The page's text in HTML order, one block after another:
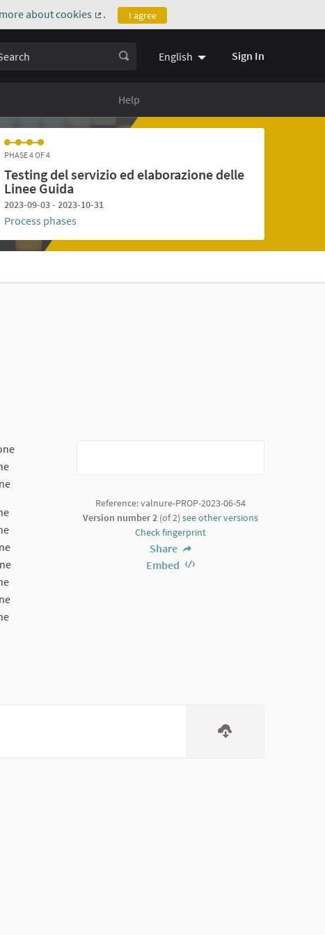
about cookies
(External link)
. I agree
English Sign In
Help
PHASE 4 OF 4
Testing del servizio ed elaborazione delle
Linee Guida
2023-09-03 - 2023-10-31
Process phases
Reference: valnure-PROP-2023-06-54
Version number 2 (of 2) see other versions
Check fingerprint
Share
Embed